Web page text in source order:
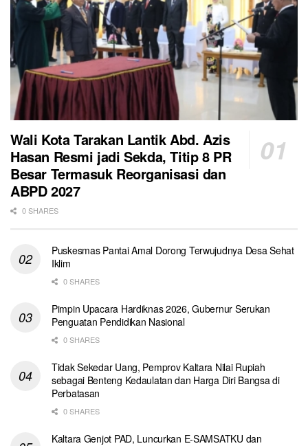
Wali Kota Tarakan Lantik Abd. Azis
Hasan Resmi jadi Sekda, Titip 8 PR
Besar Termasuk Reorganisasi dan
ABPD 2027
0 SHARES
Puskesmas Pantai Amal Dorong Terwujudnya Desa Sehat
Iklim
0 SHARES
Pimpin Upacara Hardiknas 2026, Gubernur Serukan
Penguatan Pendidikan Nasional
0 SHARES
Tidak Sekedar Uang, Pemprov Kaltara Nilai Rupiah
sebagai Benteng Kedaulatan dan Harga Diri Bangsa di
Perbatasan
0 SHARES
Kaltara Genjot PAD, Luncurkan E-SAMSATKU dan